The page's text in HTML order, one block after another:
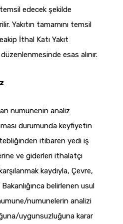
temsil edecek şekilde
Yakıtın tamamını temsil
İthal Katı Yakıt
esas alınır.
numunenin analiz
durumunda keyfiyetin
itibaren yedi iş
ve giderleri ithalatçı
kaydıyla, Çevre,
belirlenen usul
numunelerin analizi
uygunsuzluğuna karar